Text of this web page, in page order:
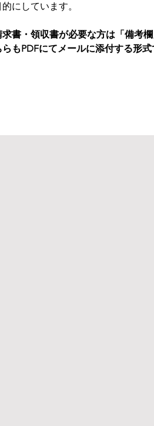
的にしています。
書・領収書が必要な方は「備考欄
らもPDFにてメールに添付する形式